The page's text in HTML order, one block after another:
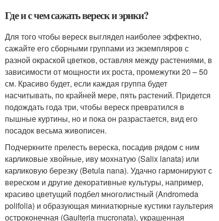
Где и с чем сажать вереск и эрики?
Для того чтобы вереск выглядел наиболее эффектно,
сажайте его сборными группами из экземпляров с
разной окраской цветков, оставляя между растениями, в
зависимости от мощности их роста, промежутки 20 – 50
см. Красиво будет, если каждая группа будет
насчитывать, по крайней мере, пять растений. Придется
подождать года три, чтобы вереск превратился в
пышные куртины, но и пока он разрастается, вид его
посадок весьма живописен.
Подчеркните прелесть вереска, посадив рядом с ним
карликовые хвойные, иву мохнатую (Salix lanata) или
карликовую березку (Betula nana). Удачно гармонируют с
вереском и другие декоративные культуры, например,
красиво цветущий подбел многолистный (Andromeda
polifolia) и образующая миниатюрные кустики гаультерия
остроконечная (Gaulteria mucronata), украшенная